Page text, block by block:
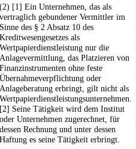
(2) [1] Ein Unternehmen, das als
vertraglich gebundener Vermittler im
Sinne des § 2 Absatz 10 des
Kreditwesengesetzes als
Wertpapierdienstleistung nur die
Anlagevermittlung, das Platzieren von
Finanzinstrumenten ohne feste
Übernahmeverpflichtung oder
Anlageberatung erbringt, gilt nicht als
Wertpapierdienstleistungsunternehmen.
[2] Seine Tätigkeit wird dem Institut
oder Unternehmen zugerechnet, für
dessen Rechnung und unter dessen
Haftung es seine Tätigkeit erbringt.